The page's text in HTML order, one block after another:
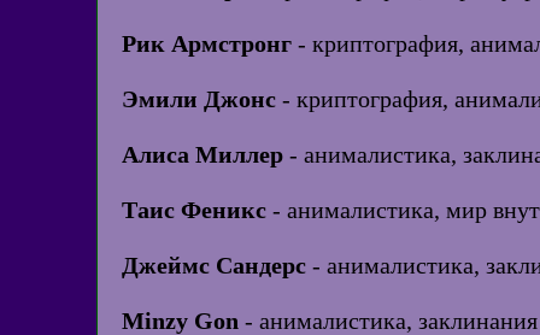
Рик Армстронг - криптография,
Эмили Джонс - криптография,
Алиса Миллер - анималистика,
Таис Феникс - анималистика, мир
Джеймс Сандерс - анималистика,
Minzy Gon - анималистика, заклинания